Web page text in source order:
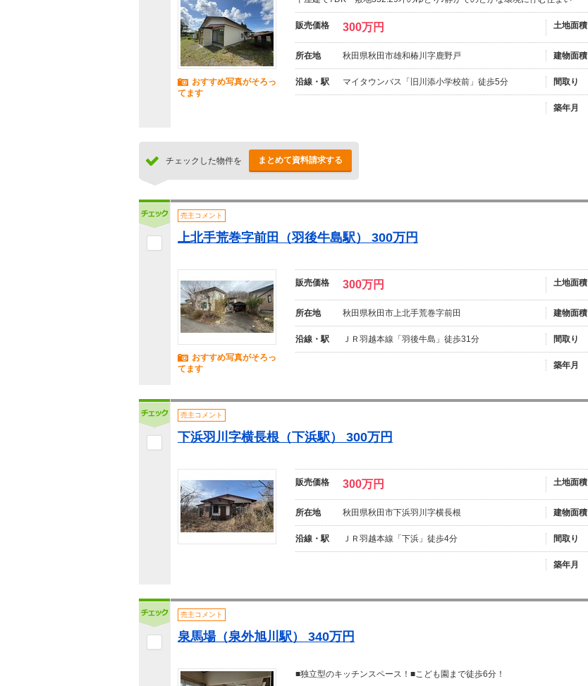
おすすめ写真がそろっ
てます
販売価格 300万円 土地面積
所在地 秋田県秋田市雄和椿川字鹿野戸 建物面積
沿線・駅 マイタウンバス「旧川添小学校前」徒歩5分 間取り
築年月
チェックした物件を まとめて資料請求する
売主コメント
上北手荒巻字前田（羽後牛島駅） 300万円
おすすめ写真がそろっ
てます
販売価格 300万円 土地面積
所在地 秋田県秋田市上北手荒巻字前田 建物面積
沿線・駅 ＪＲ羽越本線「羽後牛島」徒歩31分 間取り
築年月
売主コメント
下浜羽川字横長根（下浜駅） 300万円
販売価格 300万円 土地面積
所在地 秋田県秋田市下浜羽川字横長根 建物面積
沿線・駅 ＪＲ羽越本線「下浜」徒歩4分 間取り
築年月
売主コメント
泉馬場（泉外旭川駅） 340万円
■独立型のキッチンスペース！■こども園まで徒歩6分！